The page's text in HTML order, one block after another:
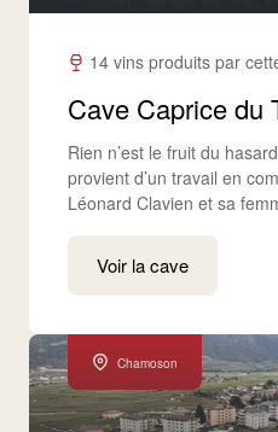
14 vins produits par
Cave Caprice du
Rien n’est le fruit du
provient d’un travail en
Léonard Clavien et sa
Voir la cave
Chamoson